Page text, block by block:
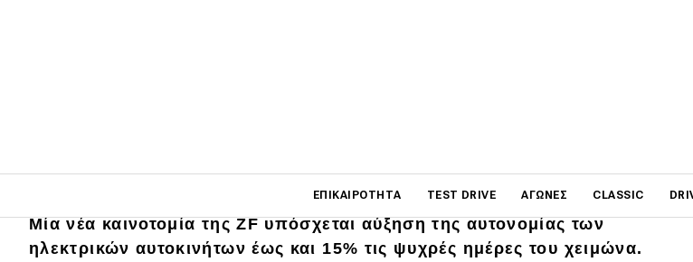
ΕΠΙΚΑΙΡΌΤΗΤΑ TEST DRIVE ΑΓΏΝΕΣ CLASSIC
Μία νέα καινοτομία της ZF υπόσχεται αύξηση της αυτονομίας των
ηλεκτρικών αυτοκινήτων έως και 15% τις ψυχρές ημέρες του χειμώνα.